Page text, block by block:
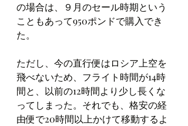
の場合は、９月のセール時期という
こともあって950ポンドで購入でき
た。
ただし、今の直行便はロシア上空を
飛べないため、フライト時間が14時
間と、以前の12時間より少し長くな
ってしまった。それでも、格安の経
由便で20時間以上かけて移動するよ